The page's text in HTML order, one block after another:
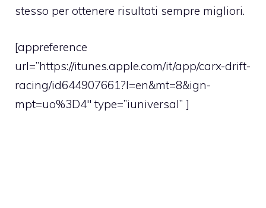
stesso per ottenere risultati sempre migliori.
[appreference
url=”https://itunes.apple.com/it/app/carx-drift-
racing/id644907661?l=en&mt=8&ign-
mpt=uo%3D4″ type=”iuniversal” ]